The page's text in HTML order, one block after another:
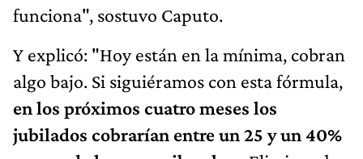
funciona", sostuvo Caputo.
Y explicó: "Hoy están en la mínima, cobran
algo bajo. Si siguiéramos con esta fórmula,
en los próximos cuatro meses los
jubilados cobrarían entre un 25 y un 40%